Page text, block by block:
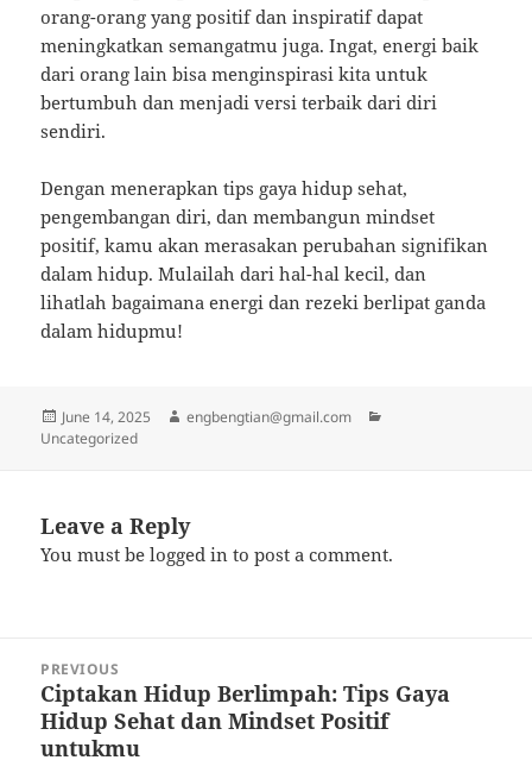
orang-orang yang positif dan inspiratif dapat
meningkatkan semangatmu juga. Ingat, energi baik
dari orang lain bisa menginspirasi kita untuk
bertumbuh dan menjadi versi terbaik dari diri
sendiri.
Dengan menerapkan tips gaya hidup sehat,
pengembangan diri, dan membangun mindset
positif, kamu akan merasakan perubahan signifikan
dalam hidup. Mulailah dari hal-hal kecil, dan
lihatlah bagaimana energi dan rezeki berlipat ganda
dalam hidupmu!
Posted
on
June 14, 2025 Author
engbengtian@gmail.com
Uncategorized
Leave a Reply
You must belogged in to post a comment.
navigation
PREVIOUS
Previous
post:
Ciptakan Hidup Berlimpah: Tips Gaya
Hidup Sehat dan Mindset Positif
untukmu